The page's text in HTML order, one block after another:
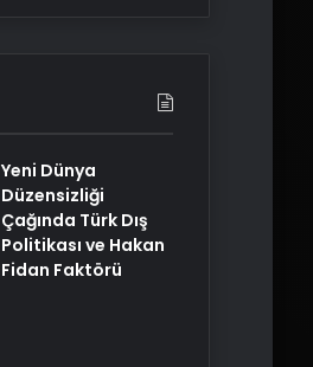
Yeni Dünya
Düzensizliği
Çağında Türk Dış
Politikası ve Hakan
Fidan Faktörü